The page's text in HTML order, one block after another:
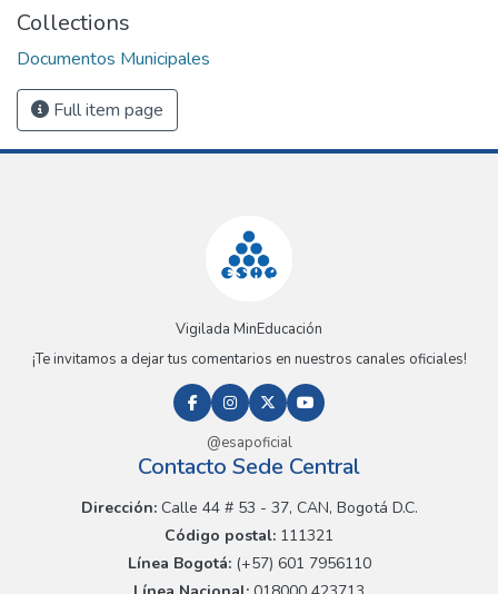
Collections
Documentos Municipales
Full item page
Vigilada MinEducación
¡Te invitamos a dejar tus comentarios en nuestros canales oficiales!
@esapoficial
Contacto Sede Central
Dirección:Calle 44 # 53 - 37, CAN, Bogotá D.C.
Código postal: 111321
Línea Bogotá:(+57) 601 7956110